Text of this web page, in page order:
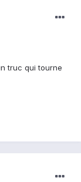
truc qui tourne